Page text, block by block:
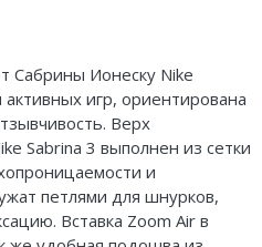
Сабрины Ионеску Nike
игр, ориентирована
Верх
Sabrina 3 выполнен из сетки
и
петлями для шнурков,
Вставка Zoom Air в